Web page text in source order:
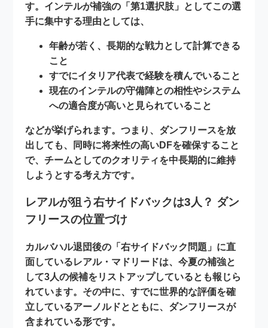
す。インテルが補強の「第1選択肢」としてこの選
手に集中する理由としては、
年齢が若く、長期的な戦力として計算できる
こと
すでにイタリア代表で経験を積んでいること
現在のインテルの守備陣との相性やシステム
への適合度が高いと見られていること
などが挙げられます。つまり、ダンフリースを放
出しても、同時に将来性の高いDFを確保すること
で、チームとしてのクオリティを中長期的に維持
しようとする考え方です。
レアルが狙う右サイドバックは3人？ ダン
フリースの位置づけ
カルバハル退団後の「右サイドバック問題」に直
面しているレアル・マドリードは、今夏の補強と
して3人の候補をリストアップしているとも報じら
れています。その中に、すでに世界的な評価を確
立しているアーノルドとともに、ダンフリースが
含まれている形です。